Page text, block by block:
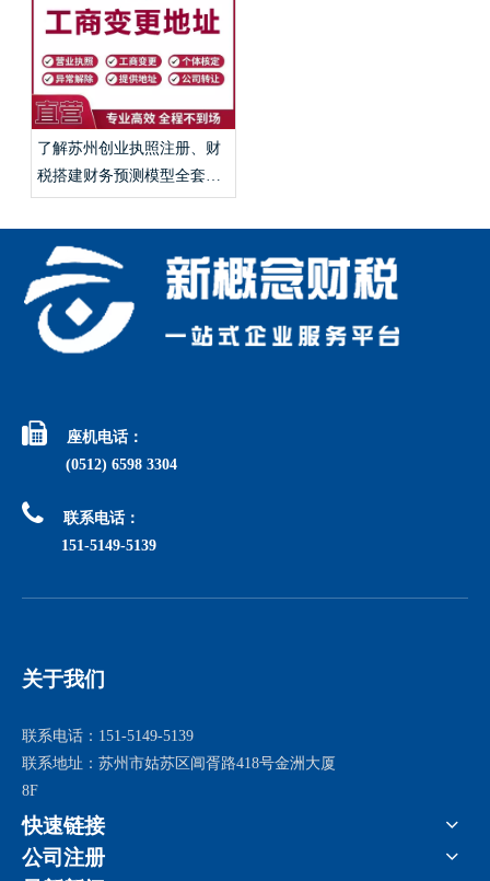
了解苏州创业执照注册、财
税搭建财务预测模型全套手
续？

座机电话：
(0512) 6598 3304

联系电话：
151-5149-5139
关于我们
联系电话：151-5149-5139
联系地址：苏州市姑苏区阊胥路418号金洲大厦
8F
快速链接
公司注册